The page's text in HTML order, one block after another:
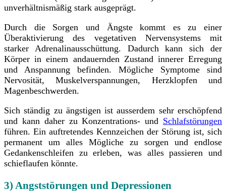
unverhältnismäßig stark ausgeprägt.
Durch die Sorgen und Ängste kommt es zu einer
Überaktivierung des vegetativen Nervensystems mit
starker Adrenalinausschüttung. Dadurch kann sich der
Körper in einem andauernden Zustand innerer Erregung
und Anspannung befinden. Mögliche Symptome sind
Nervosität, Muskelverspannungen, Herzklopfen und
Magenbeschwerden.
Sich ständig zu ängstigen ist ausserdem sehr erschöpfend
und kann daher zu Konzentrations- und Schlafstörungen
führen. Ein auftretendes Kennzeichen der Störung ist, sich
permanent um alles Mögliche zu sorgen und endlose
Gedankenschleifen zu erleben, was alles passieren und
schieflaufen könnte.
3) Angststörungen und Depressionen